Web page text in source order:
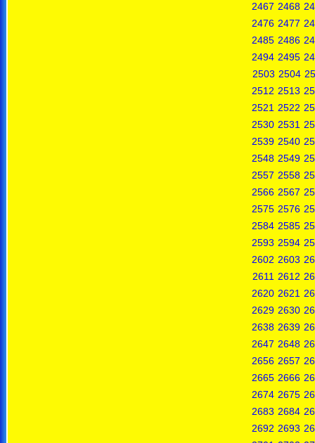
2467 2468
2476 2477
2485 2486
2494 2495
2503 2504
2512 2513
2521 2522
2530 2531
2539 2540
2548 2549
2557 2558
2566 2567
2575 2576
2584 2585
2593 2594
2602 2603
2611 2612
2620 2621
2629 2630
2638 2639
2647 2648
2656 2657
2665 2666
2674 2675
2683 2684
2692 2693